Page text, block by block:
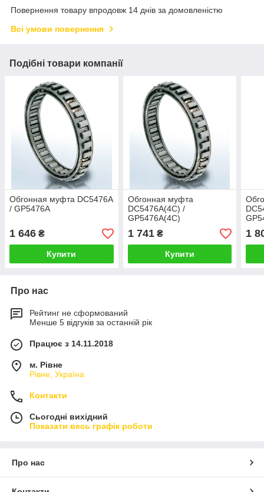
Повернення товару впродовж 14 днів за домовленістю
Всі умови повернення
Подібні товари компанії
Обгонная муфта DC5476A
/ GP5476A
1 646 ₴
Купити
Обгонная муфта
DC5476A(4C) /
GP5476A(4C)
1 741₴
Купити
1
Про нас
Рейтинг не сформований
Менше 5 відгуків за останній рік
Працює з 14.11.2018
м. Рівне
Рівне, Україна
Контакти
Сьогодні вихідний
Показати весь графік роботи
Про нас